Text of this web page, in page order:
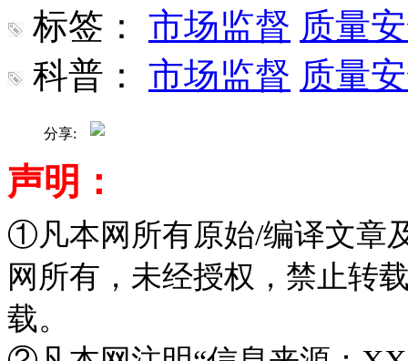
标签： 市场监督 质量
科普：
市场监督 质量
分享:
声明：
①凡本网所有原始/编译文章
网所有，未经授权，禁止转
载。